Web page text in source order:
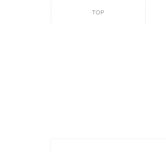
TOP